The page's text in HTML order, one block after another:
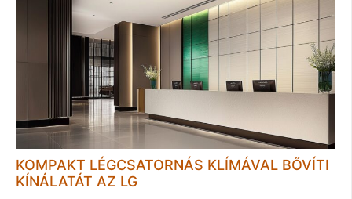
KOMPAKT LÉGCSATORNÁS KLÍMÁVAL BŐVÍTI
KÍNÁLATÁT AZ LG